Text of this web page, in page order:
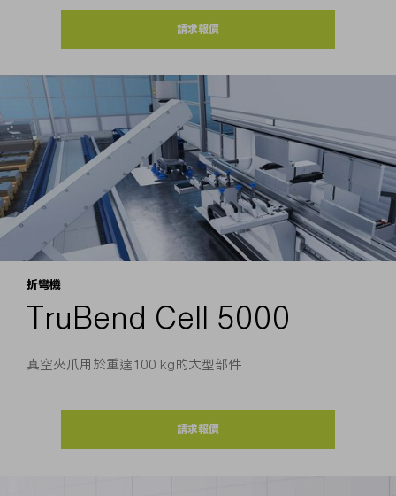
請求報價
折彎機
TruBend Cell 5000
真空夾爪用於重達100 kg的大型部件
請求報價